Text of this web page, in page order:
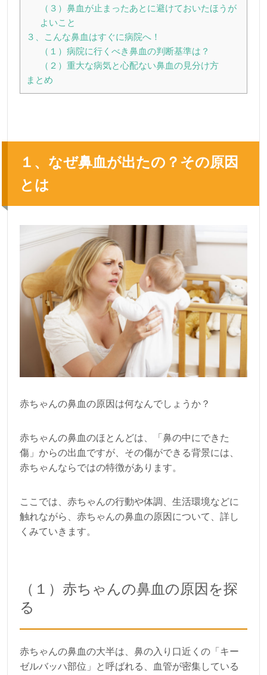
（３）鼻血が止まったあとに避けておいたほうが
よいこと
３、こんな鼻血はすぐに病院へ！
（１）病院に行くべき鼻血の判断基準は？
（２）重大な病気と心配ない鼻血の見分け方
まとめ
１、なぜ鼻血が出たの？その原因
とは
赤ちゃんの鼻血の原因は何なんでしょうか？
赤ちゃんの鼻血のほとんどは、「鼻の中にできた
傷」からの出血ですが、その傷ができる背景には、
赤ちゃんならではの特徴があります。
ここでは、赤ちゃんの行動や体調、生活環境などに
触れながら、赤ちゃんの鼻血の原因について、詳し
くみていきます。
（１）赤ちゃんの鼻血の原因を探
る
赤ちゃんの鼻血の大半は、鼻の入り口近くの「キー
ゼルバッハ部位」と呼ばれる、血管が密集している